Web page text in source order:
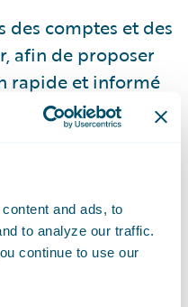
and ads, to
to analyze our traffic.
continue to use our
des comptes et des
afin de proposer
rapide et informé
d'équité » qui
pratiques
:
qui se
et